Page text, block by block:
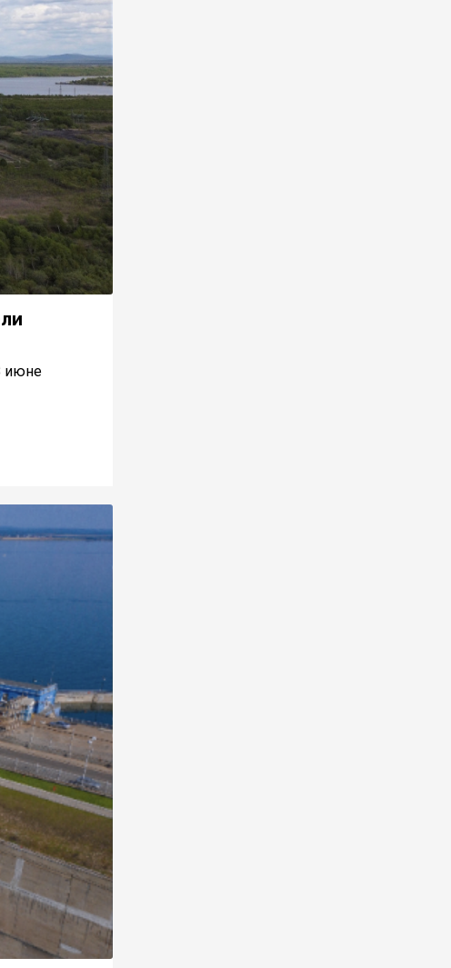
июне